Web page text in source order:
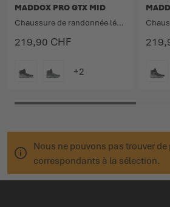
219,90 CHF
MADDOX PRO GTX MID
Chaussure de randonnée légère technique avec tige à coupe moyenne.
Nous ne pouvons pas trouver
correspondants à la sélection.